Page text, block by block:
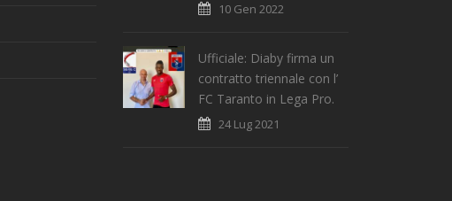
10 Gen 2022
Ufficiale: Diaby firma un
contratto triennale con l’
FC Taranto in Lega Pro.
24 Lug 2021